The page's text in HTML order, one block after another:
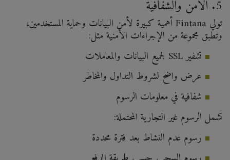
5. الأمن والشفافية
تولي Fintana أهمية كبيرة لأمن البيانات وحماية المستخدمين،
وتطبق مجموعة من الإجراءات الأمنية مثل:
تشفير SSL لجميع البيانات والمعاملات
عرض واضح لشروط التداول والمخاطر
شفافية في معلومات الرسوم
تشمل الرسوم غير التجارية المحتملة:
رسوم عدم النشاط بعد فترة محددة